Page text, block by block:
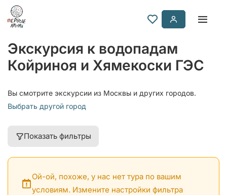
Экскурсия к водопадам
Койриноя и Хямекоски ГЭС
Вы смотрите экскурсии из Москвы и других городов.
Выбрать другой город
Показать фильтры
Ой-ой, похоже, у нас нет тура по вашим
условиям. Измените настройки фильтра